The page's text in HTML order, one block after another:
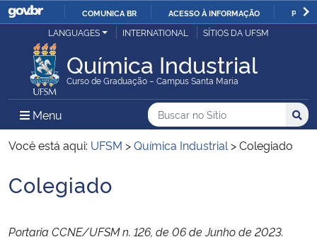
IR
O
COMUNICA BR ACESSO À INFORMAÇÃO
Ministério da Justiça e Segurança Pública
Ministério da Defesa
Ministério das Relações Exteriores
Ministério da Economia
LANGUAGES INTERNATIONAL SÍTIOS DA UFSM
Química Industrial
Curso de Graduação – Campus Santa Maria
Menu Menu Principal do Sítio
Busca
Buscar no no Sítio
Busca:
Você está aqui: UFSM >Química Industrial >Colegiado
Início do conteúdo
Colegiado
Portaria CCNE/UFSM n. 126, de 06 de Junho de 2023.